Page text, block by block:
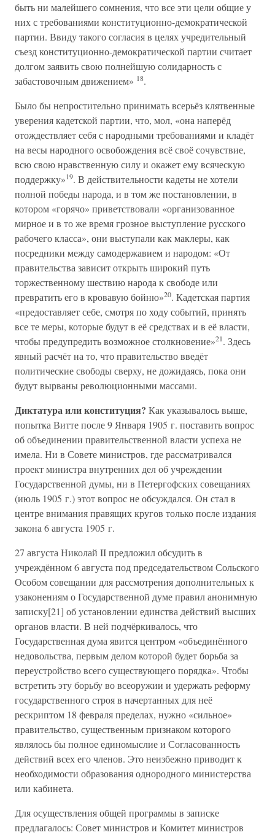
быть ни малейшего сомнения, что все эти цели общие у
них с требованиями конституционно-демократической
партии. Ввиду такого согласия в целях учредительный
съезд конституционно-демократической партии считает
долгом заявить свою полнейшую солидарность с
забастовочным движением» 18.
Было бы непростительно принимать всерьёз клятвенные
уверения кадетской партии, что, мол, «она наперёд
отождествляет себя с народными требованиями и кладёт
на весы народного освобождения всё своё сочувствие,
всю свою нравственную силу и окажет ему всяческую
поддержку»19. В действительности кадеты не хотели
полной победы народа, и в том же постановлении, в
котором «горячо» приветствовали «организованное
мирное и в то же время грозное выступление русского
рабочего класса», они выступали как маклеры, как
посредники между самодержавием и народом: «От
правительства зависит открыть широкий путь
торжественному шествию народа к свободе или
превратить его в кровавую бойню»20. Кадетская партия
«предоставляет себе, смотря по ходу событий, принять
все те меры, которые будут в её средствах и в её власти,
чтобы предупредить возможное столкновение»21. Здесь
явный расчёт на то, что правительство введёт
политические свободы сверху, не дожидаясь, пока они
будут вырваны революционными массами.
Диктатура или конституция? Как указывалось выше,
попытка Витте после 9 Января 1905 г. поставить вопрос
об объединении правительственной власти успеха не
имела. Ни в Совете министров, где рассматривался
проект министра внутренних дел об учреждении
Государственной думы, ни в Петергофских совещаниях
(июль 1905 г.) этот вопрос не обсуждался. Он стал в
центре внимания правящих кругов только после издания
закона 6 августа 1905 г.
27 августа Николай II предложил обсудить в
учреждённом 6 августа под председательством Сольского
Особом совещании для рассмотрения дополнительных к
узаконениям о Государственной думе правил анонимную
записку[21] об установлении единства действий высших
органов власти. В ней подчёркивалось, что
Государственная дума явится центром «объединённого
недовольства, первым делом которой будет борьба за
переустройство всего существующего порядка». Чтобы
встретить эту борьбу во всеоружии и удержать реформу
государственного строя в начертанных для неё
рескриптом 18 февраля пределах, нужно «сильное»
правительство, существенным признаком которого
являлось бы полное единомыслие и Согласованность
действий всех его членов. Это неизбежно приводит к
необходимости образования однородного министерства
или кабинета.
Для осуществления общей программы в записке
предлагалось: Совет министров и Комитет министров